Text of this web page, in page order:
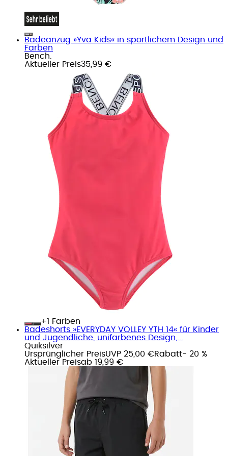
Badeanzug »Yva Kids« in sportlichem Design und
Farben
Bench.
Aktueller Preis35,99 €
+
Farben
Badeshorts »EVERYDAY VOLLEY YTH 14« für Kinder
und Jugendliche, unifarbenes Design,...
Quiksilver
Ursprünglicher PreisUVP 25,00 €Rabatt- 20 %
Aktueller Preisab 19,99 €